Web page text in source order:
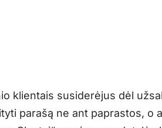
klientais susiderėjus dėl
parašą ne ant paprastos, o